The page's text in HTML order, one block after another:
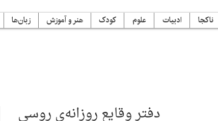
ناکجا ادبیات علوم کودک هنر و آموزش زبان‌ها
دفتر وقایع روزانه‌ی روسی